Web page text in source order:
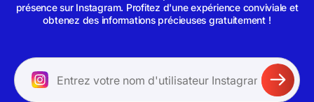
présence sur Instagram. Profitez d'une expérience conviviale et
obtenez des informations précieuses gratuitement !